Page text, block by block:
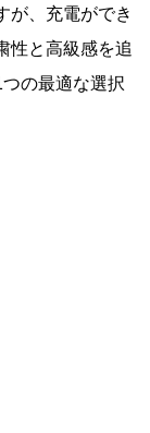
が、充電ができ
性と高級感を追
の最適な選択